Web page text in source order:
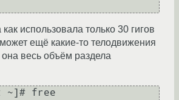
использовала только 30 гигов
может ещё какие-то телодвижения
она весь объём раздела
~]# free